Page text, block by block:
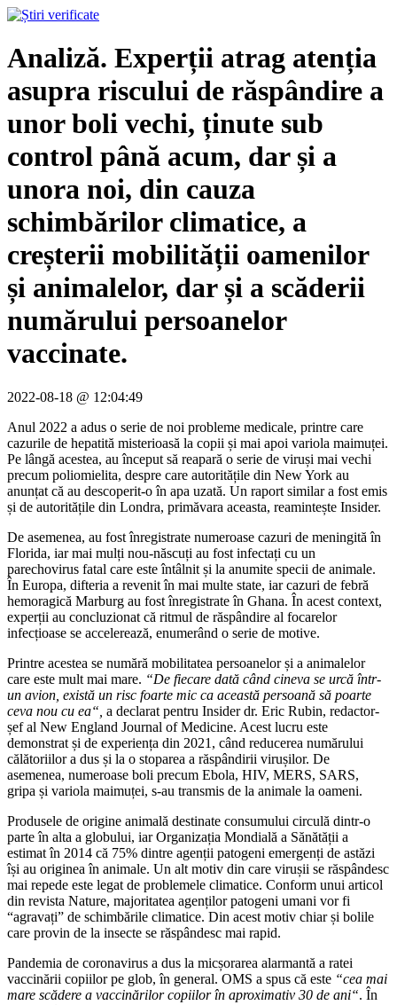
Analiză. Experții atrag atenția
asupra riscului de răspândire a
unor boli vechi, ținute sub
control până acum, dar și a
unora noi, din cauza
schimbărilor climatice, a
creșterii mobilității oamenilor
și animalelor, dar și a scăderii
numărului persoanelor
vaccinate.
2022-08-18 @ 12:04:49
Anul 2022 a adus o serie de noi probleme medicale, printre care
cazurile de hepatită misterioasă la copii și mai apoi variola maimuței.
Pe lângă acestea, au început să reapară o serie de viruși mai vechi
precum poliomielita, despre care autoritățile din New York au
anunțat că au descoperit-o în apa uzată. Un raport similar a fost emis
și de autoritățile din Londra, primăvara aceasta, reamintește Insider.
De asemenea, au fost înregistrate numeroase cazuri de meningită în
Florida, iar mai mulți nou-născuți au fost infectați cu un
parechovirus fatal care este întâlnit și la anumite specii de animale.
În Europa, difteria a revenit în mai multe state, iar cazuri de febră
hemoragică Marburg au fost înregistrate în Ghana. În acest context,
experții au concluzionat că ritmul de răspândire al focarelor
infecțioase se accelerează, enumerând o serie de motive.
Printre acestea se numără mobilitatea persoanelor și a animalelor
care este mult mai mare. “De fiecare dată când cineva se urcă într-
un avion, există un risc foarte mic ca această persoană să poarte
ceva nou cu ea“, a declarat pentru Insider dr. Eric Rubin, redactor-
șef al New England Journal of Medicine. Acest lucru este
demonstrat și de experiența din 2021, când reducerea numărului
călătoriilor a dus și la o stoparea a răspândirii virușilor. De
asemenea, numeroase boli precum Ebola, HIV, MERS, SARS,
gripa și variola maimuței, s-au transmis de la animale la oameni.
Produsele de origine animală destinate consumului circulă dintr-o
parte în alta a globului, iar Organizația Mondială a Sănătății a
estimat în 2014 că 75% dintre agenții patogeni emergenți de astăzi
își au originea în animale. Un alt motiv din care virușii se răspândesc
mai repede este legat de problemele climatice. Conform unui articol
din revista Nature, majoritatea agenților patogeni umani vor fi
“agravați” de schimbările climatice. Din acest motiv chiar și bolile
care provin de la insecte se răspândesc mai rapid.
Pandemia de coronavirus a dus la micșorarea alarmantă a ratei
vaccinării copiilor pe glob, în general. OMS a spus că este “cea mai
mare scădere a vaccinărilor copiilor în aproximativ 30 de ani“. În